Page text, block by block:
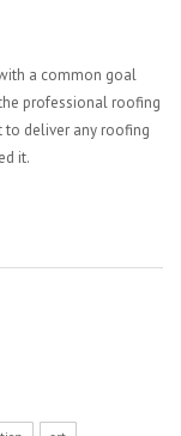
a common goal
professional roofing
to deliver any roofing
it.